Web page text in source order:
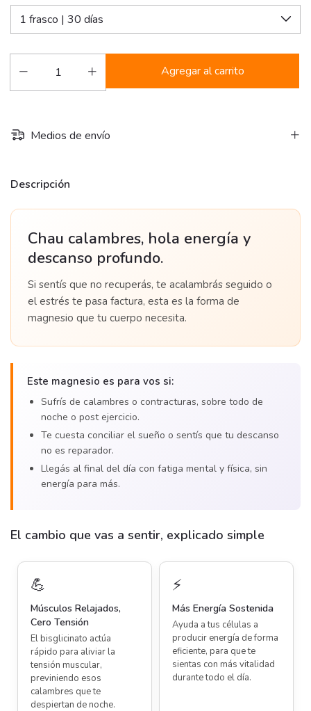
Medios de envío
Descripción
Chau calambres, hola energía y
descanso profundo.
Si sentís que no recuperás, te acalambrás seguido o
el estrés te pasa factura, esta es la forma de
magnesio que tu cuerpo necesita.
Este magnesio es para vos si:
Sufrís de calambres o contracturas, sobre todo de
noche o post ejercicio.
Te cuesta conciliar el sueño o sentís que tu descanso
no es reparador.
Llegás al final del día con fatiga mental y física, sin
energía para más.
El cambio que vas a sentir, explicado simple
💪
Músculos Relajados,
Cero Tensión
El bisglicinato actúa
rápido para aliviar la
tensión muscular,
previniendo esos
calambres que te
despiertan de noche.
⚡
Más Energía Sostenida
Ayuda a tus células a
producir energía de forma
eficiente, para que te
sientas con más vitalidad
durante todo el día.